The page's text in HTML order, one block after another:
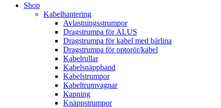
Shop
Kabelhantering
Avlastningsstrumpor
Dragstrumpa för ALUS
Dragstrumpa för kabel med bärlina
Dragstrumpa för optorör/kabel
Kabelrullar
Kabelsnäppband
Kabelstrumpor
Kabeltrumvagnar
Kapning
Knäppstrumpor